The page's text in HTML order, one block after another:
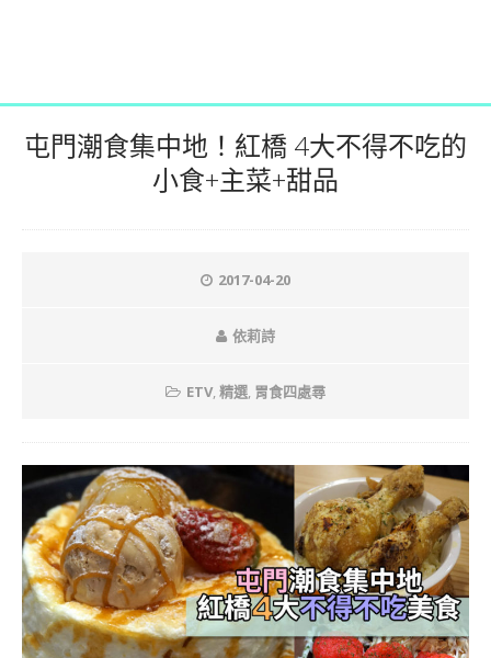
屯門潮食集中地！紅橋 4大不得不吃的
小食+主菜+甜品
2017-04-20
依莉詩
ETV,精選, 胃食四處尋